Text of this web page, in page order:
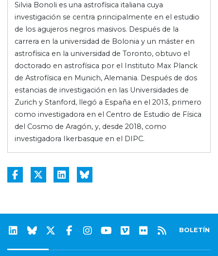
Silvia Bonoli es una astrofísica italiana cuya
investigación se centra principalmente en el estudio
de los agujeros negros masivos. Después de la
carrera en la universidad de Bolonia y un máster en
astrofísica en la universidad de Toronto, obtuvo el
doctorado en astrofísica por el Instituto Max Planck
de Astrofísica en Munich, Alemania. Después de dos
estancias de investigación en las Universidades de
Zurich y Stanford, llegó a España en el 2013, primero
como investigadora en el Centro de Estudio de Física
del Cosmo de Aragón, y, desde 2018, como
investigadora Ikerbasque en el DIPC.
BOLETÍN